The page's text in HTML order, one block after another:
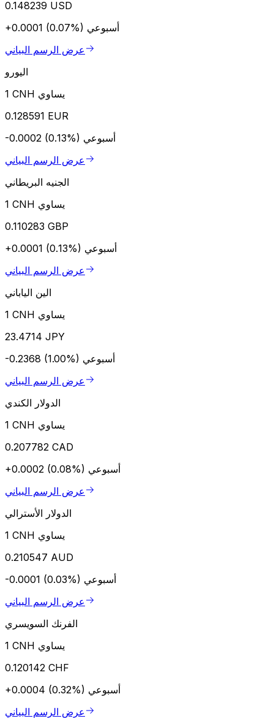
0.148239 USD
+0.0001 (0.07%) أسبوعي
عرض الرسم البياني
اليورو
1 CNH يساوي
0.128591 EUR
-0.0002 (0.13%) أسبوعي
عرض الرسم البياني
الجنيه البريطاني
1 CNH يساوي
0.110283 GBP
+0.0001 (0.13%) أسبوعي
عرض الرسم البياني
الين الياباني
1 CNH يساوي
23.4714 JPY
-0.2368 (1.00%) أسبوعي
عرض الرسم البياني
الدولار الكندي
1 CNH يساوي
0.207782 CAD
+0.0002 (0.08%) أسبوعي
عرض الرسم البياني
الدولار الأسترالي
1 CNH يساوي
0.210547 AUD
-0.0001 (0.03%) أسبوعي
عرض الرسم البياني
الفرنك السويسري
1 CNH يساوي
0.120142 CHF
+0.0004 (0.32%) أسبوعي
عرض الرسم البياني